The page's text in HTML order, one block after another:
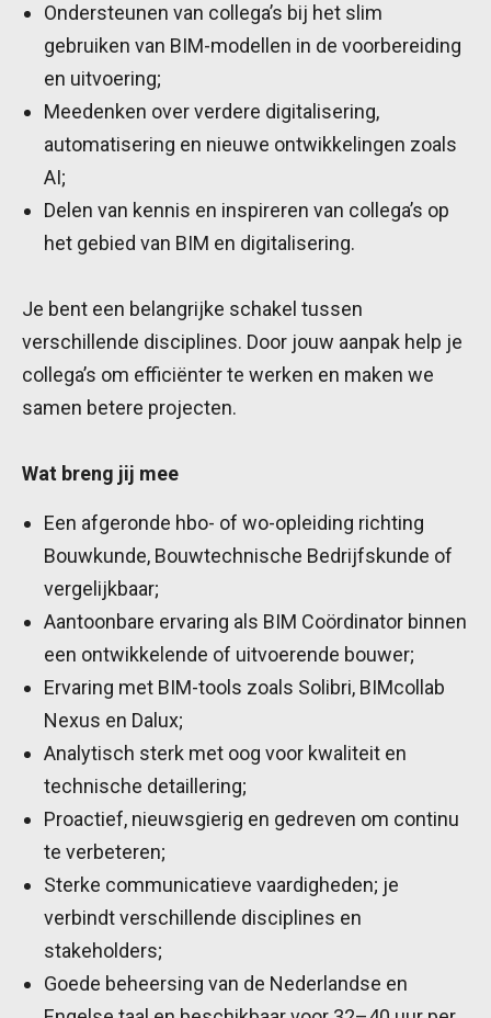
Ondersteunen van collega’s bij het slim
gebruiken van BIM-modellen in de voorbereiding
en uitvoering;
Meedenken over verdere digitalisering,
automatisering en nieuwe ontwikkelingen zoals
AI;
Delen van kennis en inspireren van collega’s op
het gebied van BIM en digitalisering.
Je bent een belangrijke schakel tussen
verschillende disciplines. Door jouw aanpak help je
collega’s om efficiënter te werken en maken we
samen betere projecten.
Wat breng jij mee
Een afgeronde hbo- of wo-opleiding richting
Bouwkunde, Bouwtechnische Bedrijfskunde of
vergelijkbaar;
Aantoonbare ervaring als BIM Coördinator binnen
een ontwikkelende of uitvoerende bouwer;
Ervaring met BIM-tools zoals Solibri, BIMcollab
Nexus en Dalux;
Analytisch sterk met oog voor kwaliteit en
technische detaillering;
Proactief, nieuwsgierig en gedreven om continu
te verbeteren;
Sterke communicatieve vaardigheden; je
verbindt verschillende disciplines en
stakeholders;
Goede beheersing van de Nederlandse en